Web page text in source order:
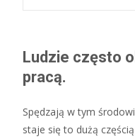
Ludzie często
pracą.
Spędzają w tym
staje się to dużą